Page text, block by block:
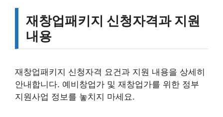
재창업패키지 신청자격과 지원
내용
재창업패키지 신청자격 요건과 지원 내용을 상세히
안내합니다. 예비창업가 및 재창업가를 위한 정부
지원사업 정보를 놓치지 마세요.